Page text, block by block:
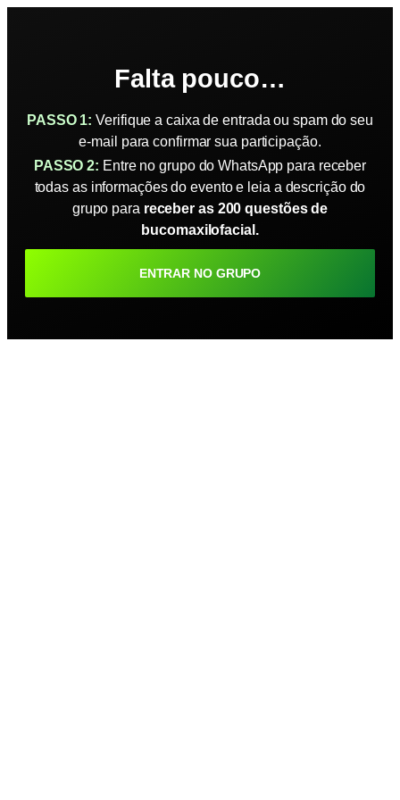
Falta pouco…
PASSO 1: Verifique a caixa de entrada ou spam do seu
e-mail para confirmar sua participação.
PASSO 2: Entre no grupo do WhatsApp para receber
todas as informações do evento e leia a descrição do
grupo para receber as 200 questões de
bucomaxilofacial.
ENTRAR NO GRUPO